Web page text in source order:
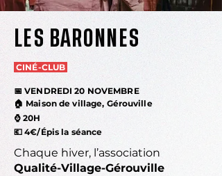
LES BARONNES
CINÉ-CLUB
📅 VENDREDI 20 NOVEMBRE
🏠 Maison de village, Gérouville
⌚20H
💶 4€/Épis la séance
Chaque hiver, l’association
Qualité-Village-Gérouville